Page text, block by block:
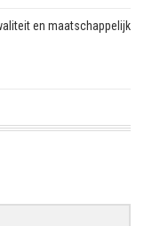
en maatschappelijk